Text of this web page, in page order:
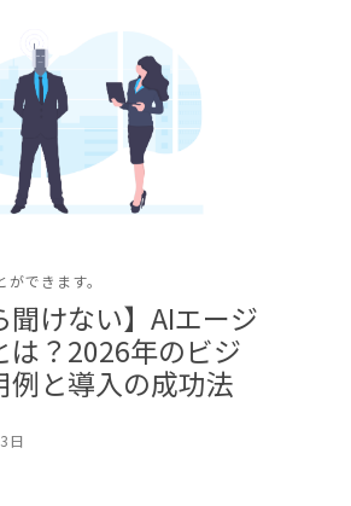
できます。
聞けない】AIエージ
は？2026年のビジ
例と導入の成功法
日